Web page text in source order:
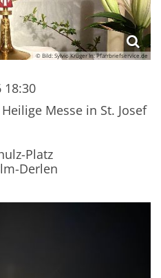
© Bild: Sylvio Krüger In: Pfarrbriefservice.de
18:30
Messe in St. Josef
Platz
Derlen